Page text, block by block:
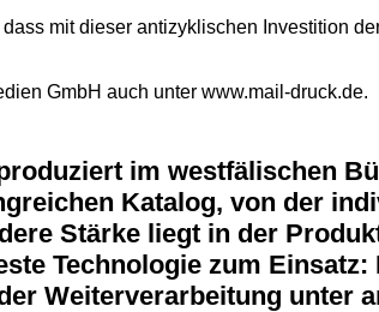
mit dieser antizyklischen Investition
GmbH auch unter www.mail-druck.de.
im westfälischen
Katalog, von der
Stärke liegt in der
Technologie zum
Weiterverarbeitung unter